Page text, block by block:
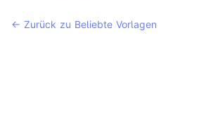
← Zurück zu Beliebte Vorlagen